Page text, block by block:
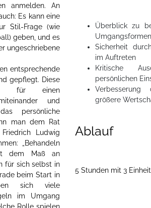
anmelden. An
Es kann eine
Stil-Frage (wie
geben, und es
ungeschriebene
entsprechende
gepflegt. Diese
für einen
und
persönliche
man dem Rat
Ludwig
„Behandeln
dem Maß an
für sich selbst in
beim Start in
sich viele
im Umgang
Überblick zu
Umgangsformen
Sicherheit
im Auftreten
Kritische
persönlichen
größere
Ablauf
5 Stunden mit 3